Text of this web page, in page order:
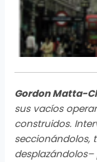
Gordon Matta-
sus vacíos
construidos.
seccionándolos,